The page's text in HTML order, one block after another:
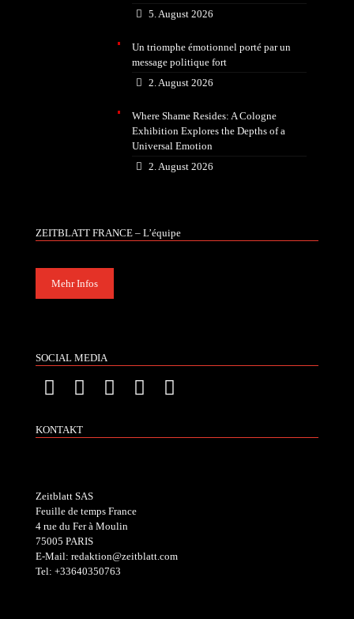
5. August 2026
Un triomphe émotionnel porté par un
message politique fort
2. August 2026
Where Shame Resides: A Cologne
Exhibition Explores the Depths of a
Universal Emotion
2. August 2026
ZEITBLATT FRANCE – L’équipe
Mehr Infos
SOCIAL MEDIA
KONTAKT
Zeitblatt SAS
Feuille de temps France
4 rue du Fer à Moulin
75005 PARIS
E-Mail: redaktion@zeitblatt.com
Tel: +33640350763